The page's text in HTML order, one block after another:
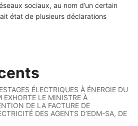
sociaux, au nom d’un certain
état de plusieurs déclarations
ÉLECTRIQUES À ÉNERGIE DU
LE MINISTRE À
DE LA FACTURE DE
DES AGENTS D’EDM-SA, DE